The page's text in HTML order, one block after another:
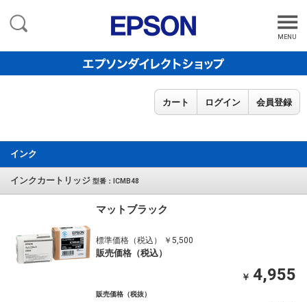
MENU
カート ログイン 会員登録
インク
インクカートリッジ 型番：ICMB48
マットブラック
標準価格（税込） ￥5,500
販売価格（税込）
￥ 4,955
販売価格（税抜）